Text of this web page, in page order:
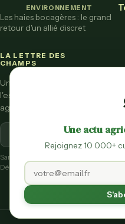
ENVIRONNEMENT
Les haies bocagères : le grand
retour d'un allié discret
LA LETTRE DES
CHAMPS
Une fois par mois,
l'essentiel de l'actu
agricole vulgarisée.
S'inscrire
Sans spam.
Désinscription en un clic.
Une actu
Rejoignez 10 000+